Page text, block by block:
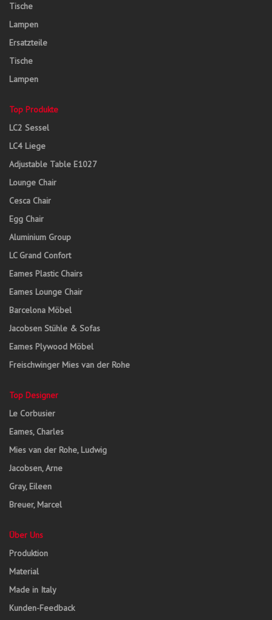
Tische
Lampen
Ersatzteile
Tische
Lampen
Top Produkte
LC2 Sessel
LC4 Liege
Adjustable Table E1027
Lounge Chair
Cesca Chair
Egg Chair
Aluminium Group
LC Grand Confort
Eames Plastic Chairs
Eames Lounge Chair
Barcelona Möbel
Jacobsen Stühle & Sofas
Eames Plywood Möbel
Freischwinger Mies van der Rohe
Top Designer
Le Corbusier
Eames, Charles
Mies van der Rohe, Ludwig
Jacobsen, Arne
Gray, Eileen
Breuer, Marcel
Über Uns
Produktion
Material
Made in Italy
Kunden-Feedback